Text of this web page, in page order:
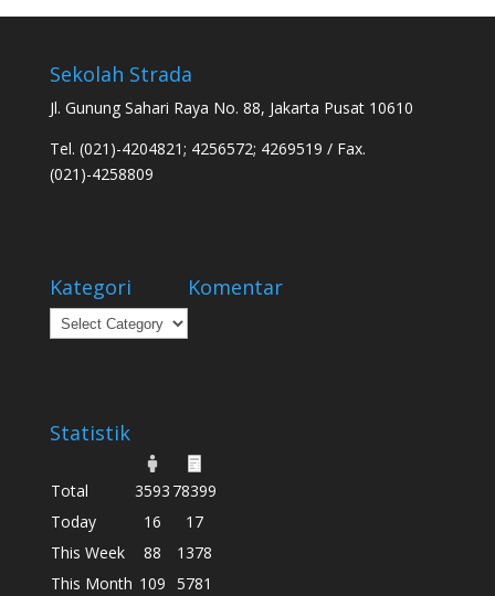
Sekolah Strada
Jl. Gunung Sahari Raya No. 88, Jakarta Pusat 10610
Tel. (021)-4204821; 4256572; 4269519 / Fax.
(021)-4258809
Kategori
Kategori
Komentar
Statistik
Total 3593 78399
Today
16
17
This Week
88
1378
This Month 109 5781